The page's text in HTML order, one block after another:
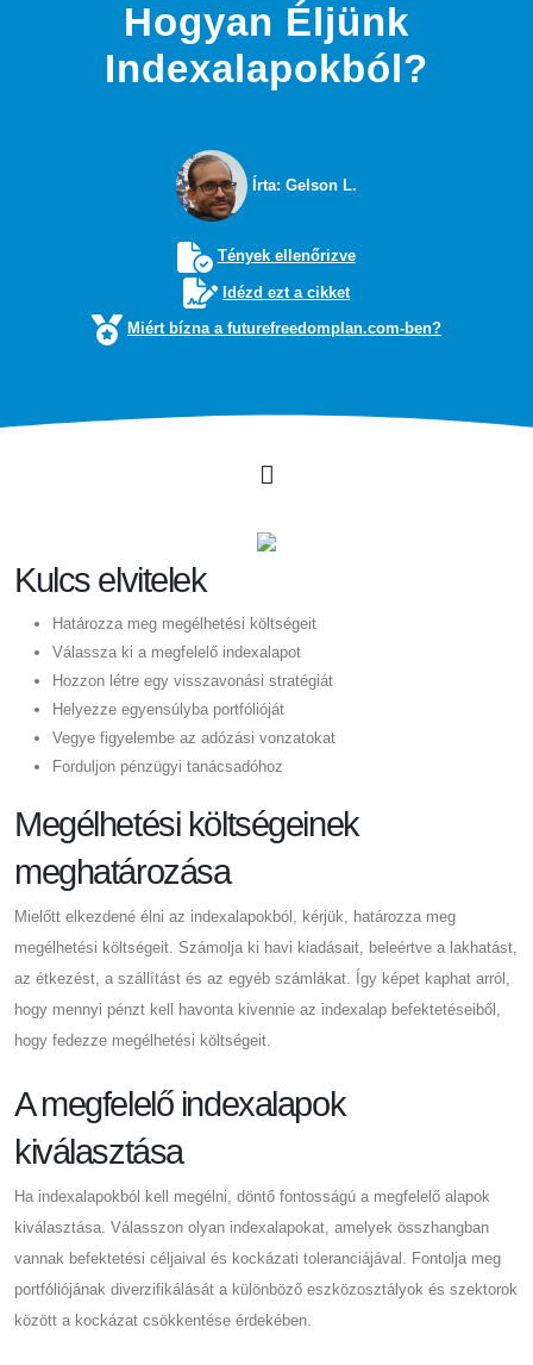
Hogyan Éljünk
Indexalapokból?
Írta: Gelson L.
Tények ellenőrizve
Idézd ezt a cikket
Miért bízna a futurefreedomplan.com-ben?
Kulcs elvitelek
Határozza meg megélhetési költségeit
Válassza ki a megfelelő indexalapot
Hozzon létre egy visszavonási stratégiát
Helyezze egyensúlyba portfólióját
Vegye figyelembe az adózási vonzatokat
Forduljon pénzügyi tanácsadóhoz
Megélhetési költségeinek
meghatározása
Mielőtt elkezdené élni az indexalapokból, kérjük, határozza meg
megélhetési költségeit. Számolja ki havi kiadásait, beleértve a lakhatást,
az étkezést, a szállítást és az egyéb számlákat. Így képet kaphat arról,
hogy mennyi pénzt kell havonta kivennie az indexalap befektetéseiből,
hogy fedezze megélhetési költségeit.
A megfelelő indexalapok
kiválasztása
Ha indexalapokból kell megélni, döntő fontosságú a megfelelő alapok
kiválasztása. Válasszon olyan indexalapokat, amelyek összhangban
vannak befektetési céljaival és kockázati toleranciájával. Fontolja meg
portfóliójának diverzifikálását a különböző eszközosztályok és szektorok
között a kockázat csökkentése érdekében.